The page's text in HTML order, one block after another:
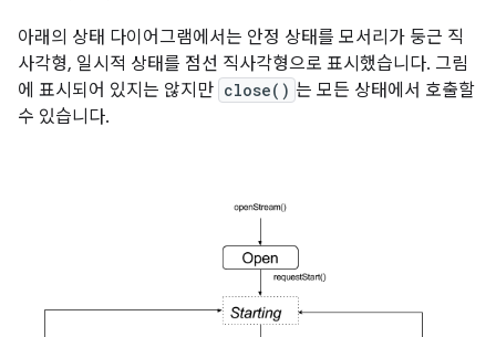
아래의 상태 다이어그램에서는 안정 상태를 모서리가 둥근 직
사각형, 일시적 상태를 점선 직사각형으로 표시했습니다. 그림
에 표시되어 있지는 않지만 close() 는 모든 상태에서 호출할
수 있습니다.